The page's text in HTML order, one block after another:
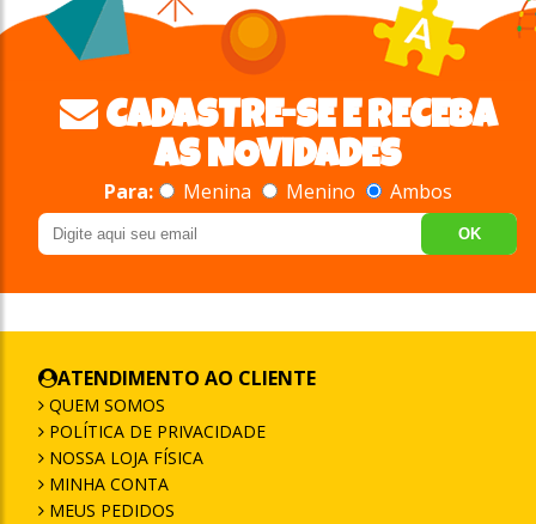
CADASTRE-SE E RECEBA
AS NOVIDADES
Para: Menina Menino Ambos
OK
ATENDIMENTO AO CLIENTE
QUEM SOMOS
POLÍTICA DE PRIVACIDADE
NOSSA LOJA FÍSICA
MINHA CONTA
MEUS PEDIDOS